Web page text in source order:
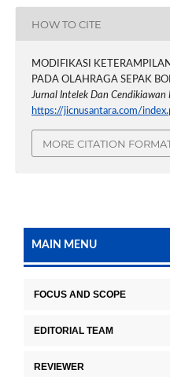
HOW TO CITE
MODIFIKASI
PADA OLAHRAGA SEPAK
Jurnal Intelek Dan Cendikiawan
https://jicnusantara.com/
MORE CITATION
MAIN MENU
FOCUS AND SCOPE
EDITORIAL TEAM
REVIEWER